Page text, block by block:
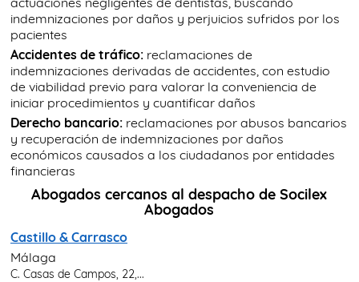
indemnizaciones por daños y perjuicios sufridos por los
pacientes
Accidentes de tráfico: reclamaciones de
indemnizaciones derivadas de accidentes, con estudio
de viabilidad previo para valorar la conveniencia de
iniciar procedimientos y cuantificar daños
Derecho bancario: reclamaciones por abusos bancarios
y recuperación de indemnizaciones por daños
económicos causados a los ciudadanos por entidades
financieras
Abogados cercanos al despacho de Socilex
Abogados
Castillo & Carrasco
Málaga
C. Casas de Campos, 22,...